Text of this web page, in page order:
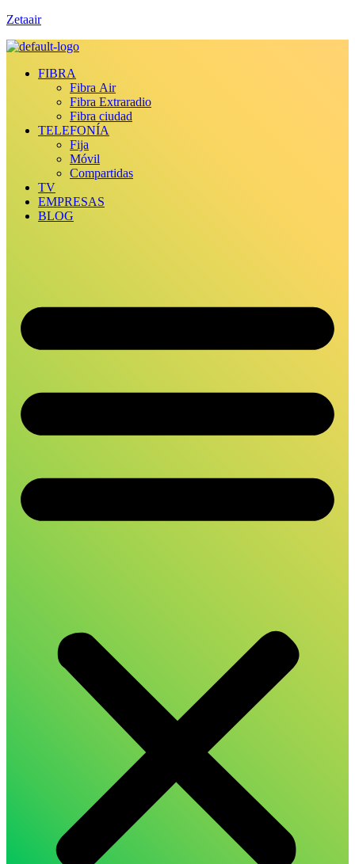
Zetaair
FIBRA
Fibra Air
Fibra Extraradio
Fibra ciudad
TELEFONÍA
Fija
Móvil
Compartidas
TV
EMPRESAS
BLOG